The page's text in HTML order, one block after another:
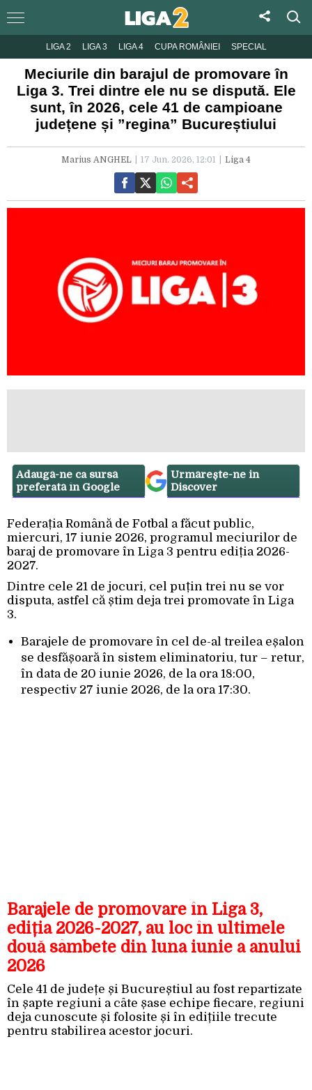
LIGA 2 LIGA 3 LIGA 4 CUPA ROMÂNIEI SPECIAL
Meciurile din barajul de promovare în
Liga 3. Trei dintre ele nu se dispută. Ele
sunt, în 2026, cele 41 de campioane
județene și ”regina” Bucureștiului
Marius ANGHEL 17 Jun. 2026, 12:01 Liga 4
Adaugă-ne ca sursă
preferată în Google
Urmărește-ne in
Discover
Federația Română de Fotbal a făcut public,
miercuri, 17 iunie 2026, programul meciurilor de
baraj de promovare în Liga 3 pentru ediția 2026-
2027.
Dintre cele 21 de jocuri, cel puțin trei nu se vor
disputa, astfel că știm deja trei promovate în Liga
3.
Barajele de promovare în cel de-al treilea eșalon
se desfășoară în sistem eliminatoriu, tur – retur,
în data de 20 iunie 2026, de la ora 18:00,
respectiv 27 iunie 2026, de la ora 17:30.
Barajele de promovare în Liga 3,
ediția 2026-2027, au loc în ultimele
două sâmbete din luna iunie a anului
2026
Cele 41 de județe și Bucureștiul au fost repartizate
în șapte regiuni a câte șase echipe fiecare, regiuni
deja cunoscute și folosite și în edițiile trecute
pentru stabilirea acestor jocuri.